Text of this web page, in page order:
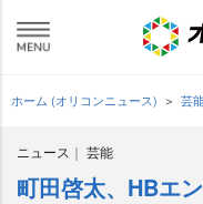
ホーム (オリコンニュース) 芸
ニュース 芸能
町田啓太、HBエ